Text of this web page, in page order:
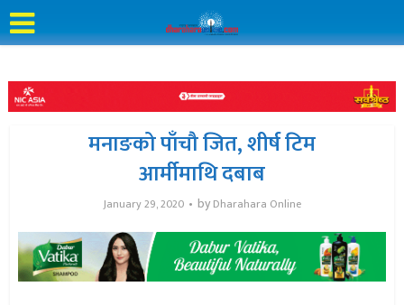
मनाङको पाँचौ जित, शीर्ष टिम
आर्मीमाथि दबाब
January 29, 2020 by Dharahara Online